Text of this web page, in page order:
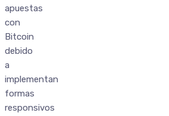
apuestas
con
Bitcoin
debido
a
implementan
formas
responsivos